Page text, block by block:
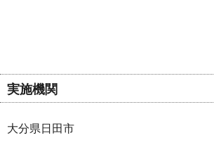
実施機関
大分県日田市